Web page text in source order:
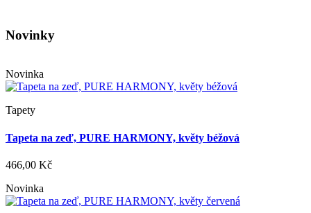
Novinky
Novinka
Tapety
Tapeta na zeď, PURE HARMONY, květy béžová
466,00 Kč
Novinka